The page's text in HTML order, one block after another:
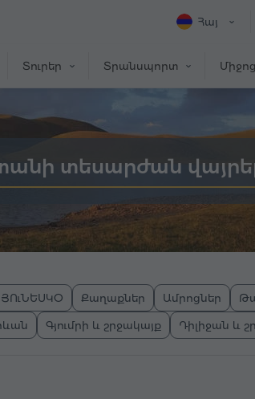
Հայ
Տուրեր Տրանսպորտ
տեսարժան
ՅՈւՆԵՍԿՕ Քաղաքներ Ամրոցներ
Գյումրի և շրջակայք Դիլիջան և